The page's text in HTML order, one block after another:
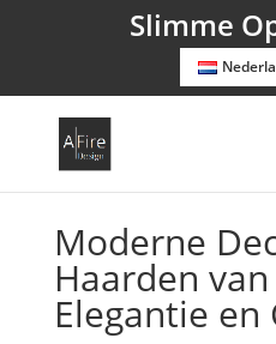
Slimme
Moderne
Haarden van
Elegantie